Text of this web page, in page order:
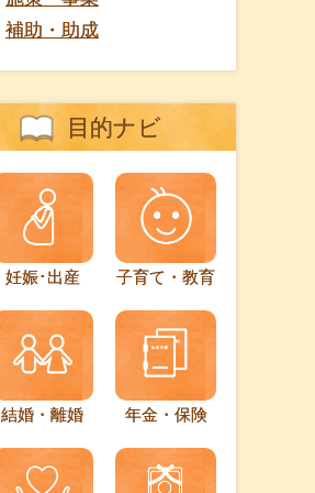
補助・助成
目的ナビ
妊娠･出産 子育て・教育
結婚・離婚 年金・保険